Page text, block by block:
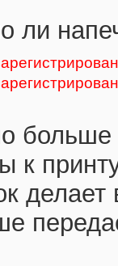
ли
больше
к
делает